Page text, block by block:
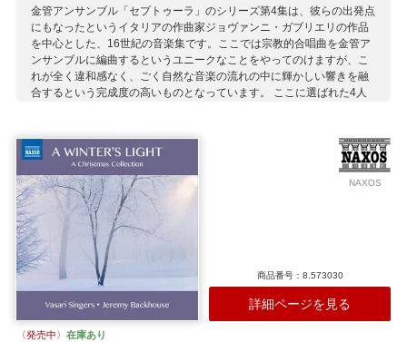
金管アンサンブル「セプトゥーラ」のシリーズ第4集は、彼らの出発点
にもなったというイタリアの作曲家ジョヴァンニ・ガブリエリの作品
を中心とした、16世紀の音楽集です。ここでは宗教的合唱曲を金管ア
ンサンブルに編曲するというユニークなことをやってのけますが、こ
れが全く違和感なく、ごく自然な音楽の流れの中に輝かしい響きを融
合するという完成度の高いものとなっています。 ここに選ばれた4人
エリはラッススに師事していたりと、互いに影響しあっているので
す。そして4人それぞれ、異なるルネサンス合唱の伝統の源であり、彼
らが創り上げた神聖派なポリフォニーは当時の教会音楽にも強く影響
を与えています。 その時々でメンバーの顔ぶれが少しずつ変化してい
るセプトゥーラですが、緊密なアンサンブルは決して変わることがあ
りません。 【第1集…8573314第2集…8573386第3集…8573475】
収録作曲家：
G.ガブリエリ
ラッソ（ラッスス）
NAXOS
商品番号：8.573030
詳細ページを見る
〈発売中〉 在庫あり